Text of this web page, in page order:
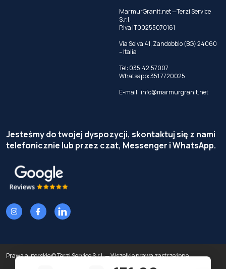
MarmurGranit.net —Terzi Service
S.r.l.
P.Iva IT00255070161
Via Selva 41, Zandobbio (BG) 24060
– Italia
Tel: 035.42.57007
Whatsapp:351 7720025
E-mail: info@marmurgranit.net
Jesteśmy do twojej dyspozycji, skontaktuj się z nami
telefonicznie lub przez czat, Messenger i WhatsApp.
Prawa autorskie © Terzi Service S.r.l. — Wszelkie prawa zastrzeżone.